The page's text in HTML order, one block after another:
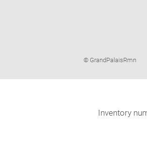
Image
© GrandPalaisRmn
Inventory